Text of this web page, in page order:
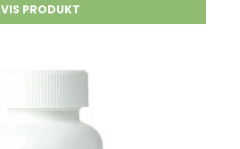
VIS PRODUKT